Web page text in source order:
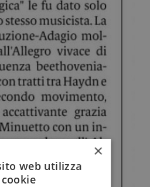
×
web utilizza
cookie